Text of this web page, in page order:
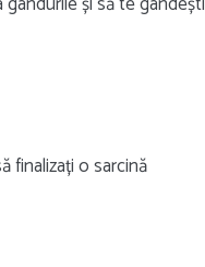
finalizați o sarcină